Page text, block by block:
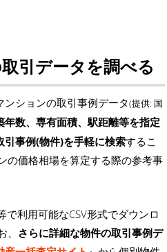
引データを調べる
ションの取引事例データ(提供: 国
年数、専有面積、駅距離等を指定
引事例(物件)を手軽に検索するこ
の価格相場を算定する際の参考事
で利用可能なCSV形式でダウンロ
さらに詳細な物件の取引事例デ